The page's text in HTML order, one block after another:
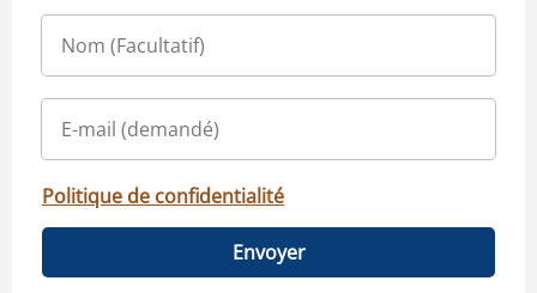
Politique de confidentialité
Envoyer